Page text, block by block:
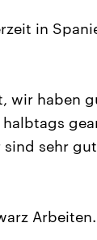
in
wir haben
sind sehr